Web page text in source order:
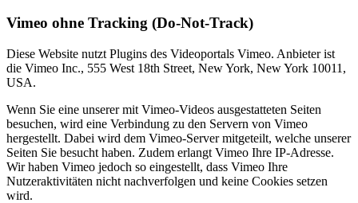
Vimeo ohne Tracking (Do-Not-Track)
Diese Website nutzt Plugins des Videoportals Vimeo. Anbieter ist
die Vimeo Inc., 555 West 18th Street, New York, New York 10011,
USA.
Wenn Sie eine unserer mit Vimeo-Videos ausgestatteten Seiten
besuchen, wird eine Verbindung zu den Servern von Vimeo
hergestellt. Dabei wird dem Vimeo-Server mitgeteilt, welche unserer
Seiten Sie besucht haben. Zudem erlangt Vimeo Ihre IP-Adresse.
Wir haben Vimeo jedoch so eingestellt, dass Vimeo Ihre
Nutzeraktivitäten nicht nachverfolgen und keine Cookies setzen
wird.